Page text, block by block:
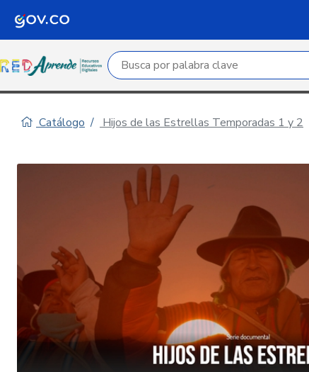
Campo de búsqueda por palabra clave
Catálogo Hijos de las Estrellas Temporadas 1 y 2